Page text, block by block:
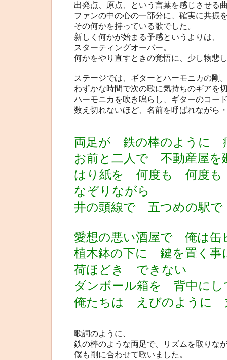
出発点、原点、という言葉を感じさせる
ファンの中の心の一部分に、確実に共振
その何かを持っている歌でした。
新しく何かが始まる予感というよりは、
スターティングオーバー。
何かをやり直すときの覚悟に、少し物悲
ステージでは、ギターとハーモニカの剛
わずかな時間で次の歌に気持ちのギアを
ハーモニカを吹き鳴らし、ギターのコー
数え切れないほど、名前を呼ばれながら
両足が 鉄の棒のように
お前と二人で 不動産屋を
はり紙を 何度も 何度も
なぞりながら
井の頭線で 五つめの駅
愛想の悪い酒屋で 俺は缶
植木鉢の下に 鍵を置く事
荷ほどき できない
ダンボール箱を 背中にし
俺たちは えびのように
歌詞のように、
鉄の棒のような両足で、リズムを取りな
僕も剛に合わせて歌いました。